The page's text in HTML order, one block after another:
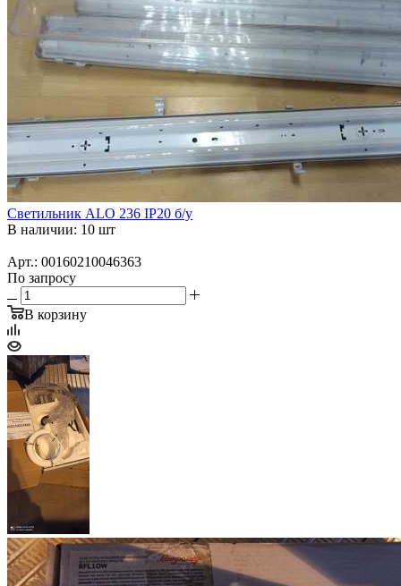
Светильник ALO 236 IP20 б/у
В наличии: 10 шт
Арт.: 00160210046363
По запросу
В корзину